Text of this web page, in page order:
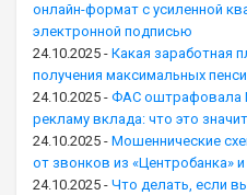
онлайн-формат с усиленной
электронной подписью
24.10.2025 - Какая заработная
получения максимальных
24.10.2025 - ФАС оштрафовала
рекламу вклада: что это
24.10.2025 - Мошеннические
от звонков из «Центробанка»
24.10.2025 - Что делать, если